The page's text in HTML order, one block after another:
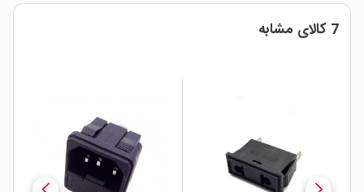
7 کالای مشابه